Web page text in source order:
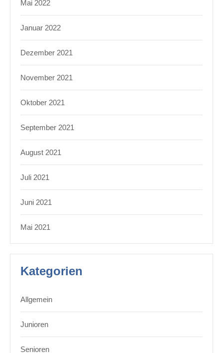
Mai 2022
Januar 2022
Dezember 2021
November 2021
Oktober 2021
September 2021
August 2021
Juli 2021
Juni 2021
Mai 2021
Kategorien
Allgemein
Junioren
Senioren